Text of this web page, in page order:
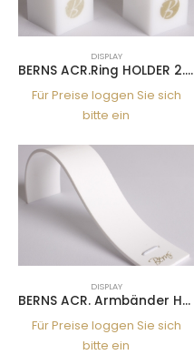
DISPLAY
BERNS ACR.Ring HOLDER 2.5+4CM
Für Preise loggen Sie sich
bitte ein
DISPLAY
BERNS ACR. Armbänder HOLDER 4*2 1*3CM
Für Preise loggen Sie sich
bitte ein